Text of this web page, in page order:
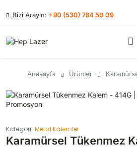
Bizi Arayın: +90 (530) 784 50 09
Anasayfa Ürünler
Kategori: Metal Kalemler
Karamürsel Tükenmez